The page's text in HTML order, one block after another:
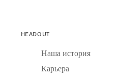
HEADOUT
Наша история
Карьера